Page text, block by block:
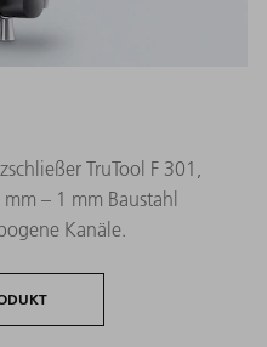
TruTool F 301,
– 1 mm Baustahl
Kanäle.